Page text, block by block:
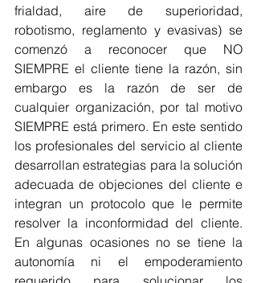
frialdad, aire de superioridad,
robotismo, reglamento y evasivas) se
comenzó a reconocer que NO
SIEMPRE el cliente tiene la razón, sin
embargo es la razón de ser de
cualquier organización, por tal motivo
SIEMPRE está primero. En este sentido
los profesionales del servicio al cliente
desarrollan estrategias para la solución
adecuada de objeciones del cliente e
integran un protocolo que le permite
resolver la inconformidad del cliente.
En algunas ocasiones no se tiene la
autonomía ni el empoderamiento